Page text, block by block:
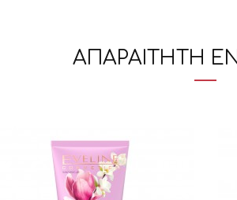
ΑΠΑΡΑΙΤΗΤΗ